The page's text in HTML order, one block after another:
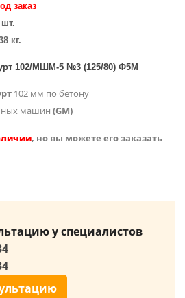
заказ
кг.
102/МШМ-5 №3 (125/80) Ф5М
102 мм по бетону
машин (GM)
, но вы можете его заказать
у специалистов